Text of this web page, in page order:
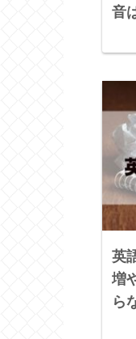
音
英
増
ら